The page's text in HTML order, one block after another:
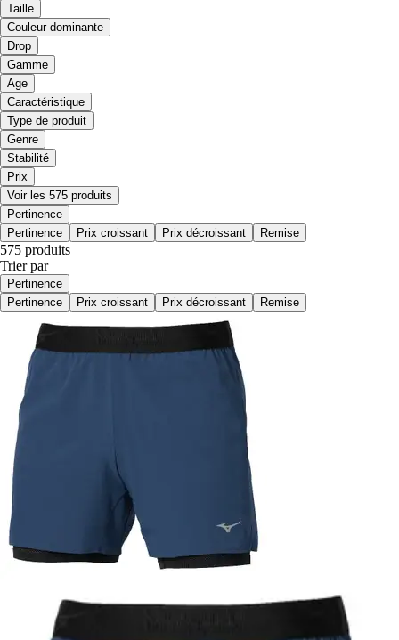
Taille
Couleur dominante
Drop
Gamme
Age
Caractéristique
Type de produit
Genre
Stabilité
Prix
Voir les 575 produits
Pertinence
Pertinence
Prix croissant Prix décroissant Remise
575 produits
Trier par
Pertinence
Pertinence
Prix croissant Prix décroissant Remise